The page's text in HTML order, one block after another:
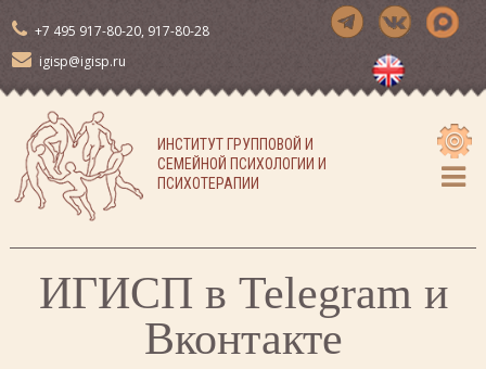
й
+7 495 917-80-20, 917-80-28
igisp@igisp.ru
ИНСТИТУТ ГРУППОВОЙ И
СЕМЕЙНОЙ ПСИХОЛОГИИ И
ПСИХОТЕРАПИИ
ИГИСП в Telegram и
Вконтакте